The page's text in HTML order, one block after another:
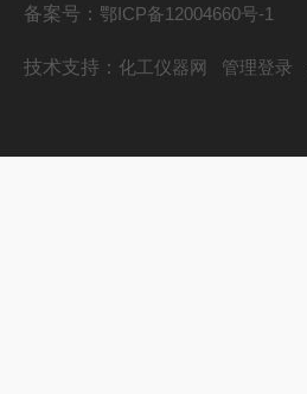
备案号： 鄂ICP备12004660号-1
技术支持： 化工仪器网 管理登录